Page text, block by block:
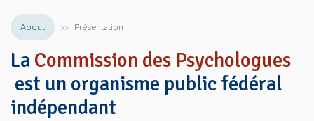
About Présentation
La Commission des Psychologues
est un organisme public fédéral
indépendant